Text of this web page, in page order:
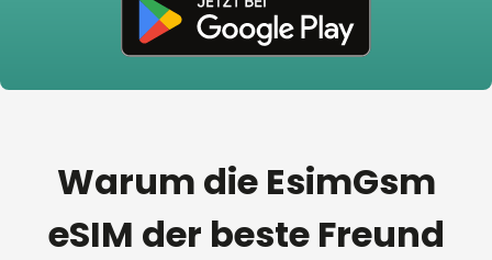
Warum die EsimGsm
eSIM der beste Freund